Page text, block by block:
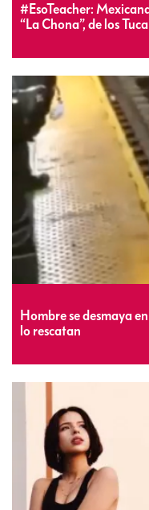
#EsoTeacher:
“La Chona”, de los
Hombre se desmaya
lo rescatan